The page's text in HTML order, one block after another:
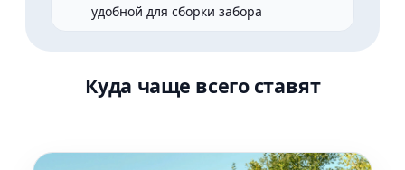
удобной для сборки забора
Куда чаще всего ставят